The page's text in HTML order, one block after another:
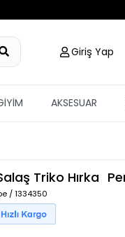
Giriş Yap
AKSESUAR
Triko Hırka
/ 1334350